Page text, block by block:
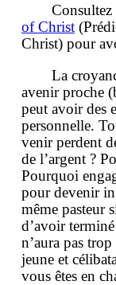
Consultez
of Christ
Christ) pour
La
avenir proche
peut avoir des
personnelle.
venir perdent
de l’argent ?
Pourquoi
pour devenir
même pasteur
d’avoir
n’aura pas
jeune et
vous êtes en